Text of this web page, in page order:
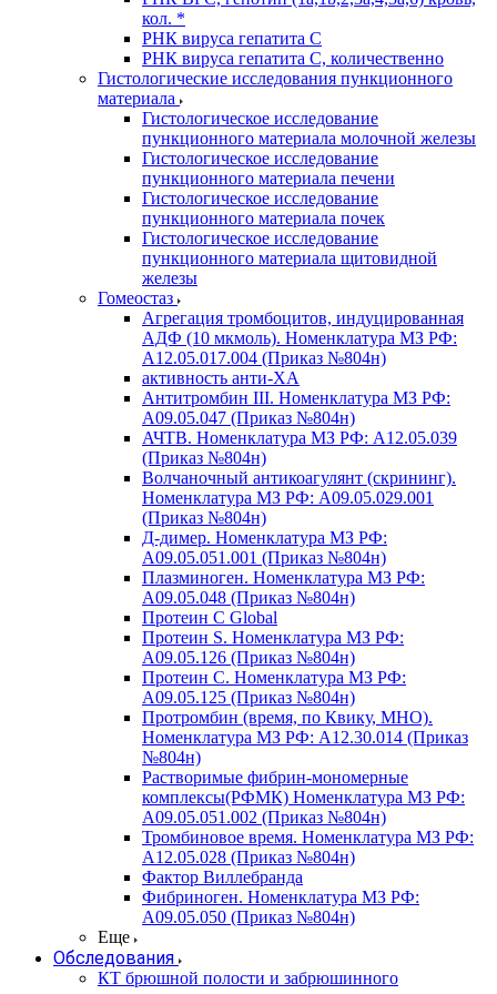
кол. *
РНК вируса гепатита C
РНК вируса гепатита C, количественно
Гистологические исследования пункционного
материала
Гистологическое исследование
пункционного материала молочной железы
Гистологическое исследование
пункционного материала печени
Гистологическое исследование
пункционного материала почек
Гистологическое исследование
пункционного материала щитовидной
железы
Гомеостаз
Агрегация тромбоцитов, индуцированная
АДФ (10 мкмоль). Номенклатура МЗ РФ:
A12.05.017.004 (Приказ №804н)
активность анти-ХА
Антитромбин III. Номенклатура МЗ РФ:
A09.05.047 (Приказ №804н)
АЧТВ. Номенклатура МЗ РФ: A12.05.039
(Приказ №804н)
Волчаночный антикоагулянт (скрининг).
Номенклатура МЗ РФ: A09.05.029.001
(Приказ №804н)
Д-димер. Номенклатура МЗ РФ:
A09.05.051.001 (Приказ №804н)
Плазминоген. Номенклатура МЗ РФ:
A09.05.048 (Приказ №804н)
Протеин C Global
Протеин S. Номенклатура МЗ РФ:
A09.05.126 (Приказ №804н)
Протеин С. Номенклатура МЗ РФ:
A09.05.125 (Приказ №804н)
Протромбин (время, по Квику, МНО).
Номенклатура МЗ РФ: A12.30.014 (Приказ
№804н)
Растворимые фибрин-мономерные
комплексы(РФМК) Номенклатура МЗ РФ:
A09.05.051.002 (Приказ №804н)
Тромбиновое время. Номенклатура МЗ РФ:
A12.05.028 (Приказ №804н)
Фактор Виллебранда
Фибриноген. Номенклатура МЗ РФ:
A09.05.050 (Приказ №804н)
Еще
Обследования
КТ брюшной полости и забрюшинного